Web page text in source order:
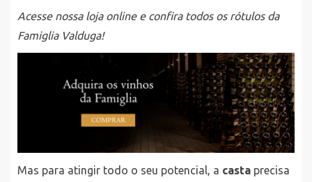
Acesse nossa loja online e confira todos os rótulos da
Famiglia Valduga!
Mas para atingir todo o seu potencial, a casta precisa